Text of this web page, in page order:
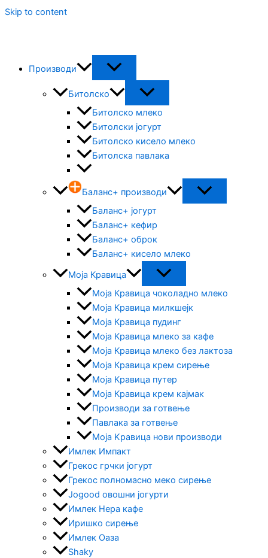
Skip to content
Производи
Битолско
Битолско млеко
Битолски јогурт
Битолско кисело млеко
Битолска павлака
Баланс+ производи
Баланс+ јогурт
Баланс+ кефир
Баланс+ оброк
Баланс+ кисело млеко
Моја Кравица
Моја Кравица чоколадно млеко
Моја Кравица милкшејк
Моја Кравица пудинг
Моја Кравица млеко за кафе
Моја Кравица млеко без лактоза
Моја Кравица крем сирење
Моја Кравица путер
Моја Кравица крем кајмак
Производи за готвење
Павлака за готвење
Моја Kравица нови производи
Имлек Импакт
Грекос грчки јогурт
Грекос полномасно меко сирење
Jogood овошни јогурти
Имлек Нера кафе
Иришко сирење
Имлек Оаза
Shaky